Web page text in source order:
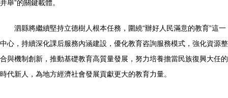
并舉”的關鍵載體。
泗縣將繼續堅持立德樹人根本任務，圍繞“辦好人民滿意的教育”這一
中心，持續深化課后服務內涵建設，優化教育咨詢服務模式，強化資源整
合與機制創新，推動基礎教育高質量發展，努力培養擔當民族復興大任的
時代新人，為地方經濟社會發展貢獻更大的教育力量。